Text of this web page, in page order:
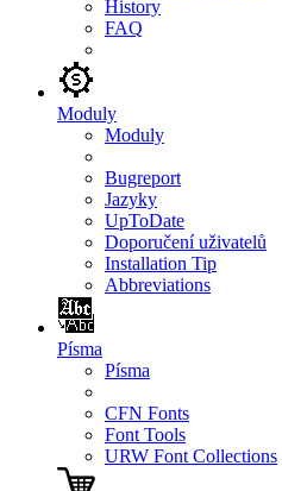
History
FAQ
Moduly
Moduly
Bugreport
Jazyky
UpToDate
Doporučení uživatelů
Installation Tip
Abbreviations
Písma
Písma
CFN Fonts
Font Tools
URW Font Collections